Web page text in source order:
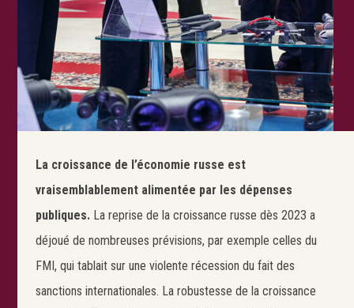
La croissance de l’économie russe est
vraisemblablement alimentée par les dépenses
publiques.La reprise de la croissance russe dès 2023 a
déjoué de nombreuses prévisions, par exemple celles du
FMI, qui tablait sur une violente récession du fait des
sanctions internationales. La robustesse de la croissance